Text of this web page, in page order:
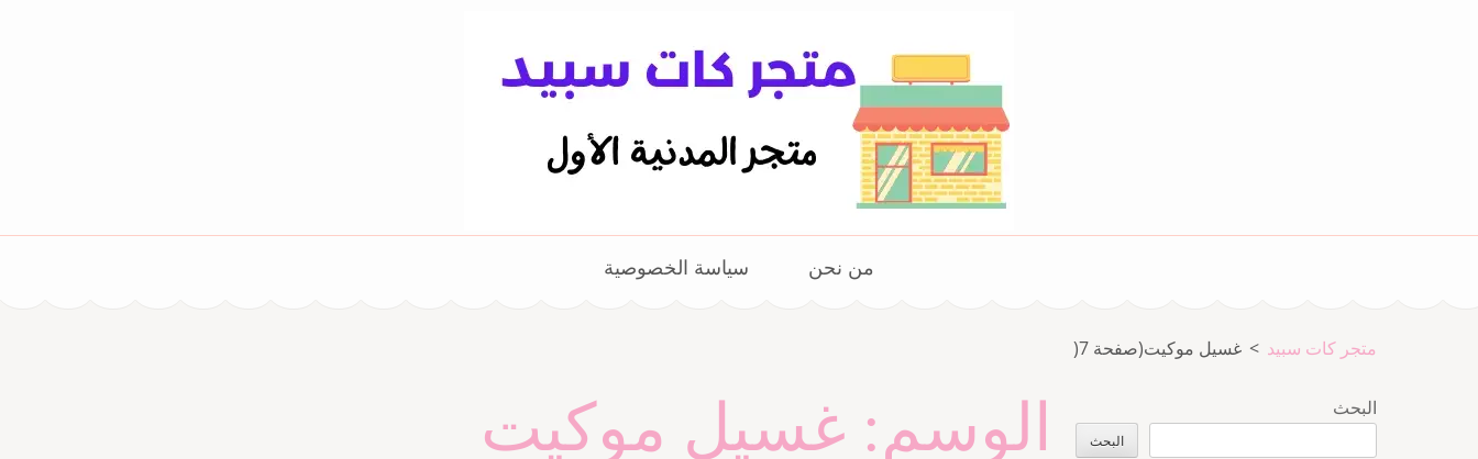
متجر المدينة كات سبيد
من نحن سياسة الخصوصية
متجر كات سبيد > غسيل موكيت(صفحة 7(
الوسم: غسيل موكيت البحث
البحث